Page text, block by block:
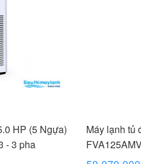
HP (5 Ngựa)
- 3 pha
Máy lạnh tủ
5.0 HP (5